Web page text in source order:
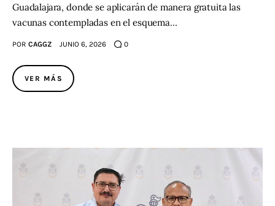
Guadalajara, donde se aplicarán de manera gratuita las
vacunas contempladas en el esquema…
POR CAGGZ JUNIO 6, 2026 0
VER MÁS